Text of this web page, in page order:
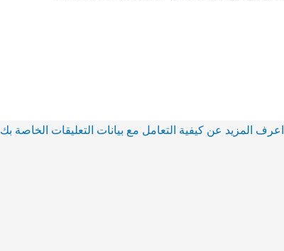
اعرف المزيد عن كيفية التعامل مع بيانات التعليقات الخاصة بك